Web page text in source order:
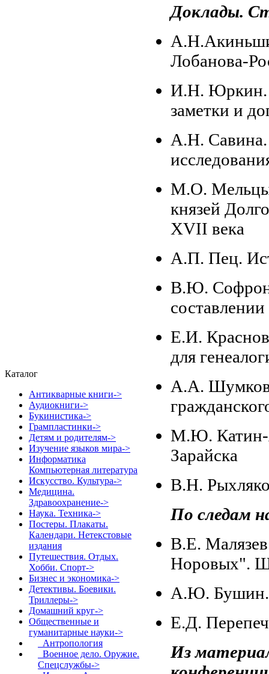
Каталог
Антикварные книги->
Аудиокниги->
Букинистика->
Грампластинки->
Детям и родителям->
Изучение языков мира->
Информатика
Компьютерная литература
Искусство. Культура->
Медицина.
Здравоохранение->
Наука. Техника->
Постеры. Плакаты.
Календари. Нетекстовые
издания
Путешествия. Отдых.
Хобби. Спорт->
Бизнес и экономика->
Детективы. Боевики.
Триллеры->
Домашний круг->
Общественные и
гуманитарные науки->
Антропология
Военное дело. Оружие.
Спецслужбы->
Доклады.
Лобанова-
И.Н. Юркин.
заметки и
А.Н. Савина.
М.О.
князей
XVII века
А.П. Пец.
В.Ю.
Е.И.
для
А.А.
М.Ю. Катин-
Зарайска
В.Н.
По следам
В.Е.
Норовых".
А.Ю. Бушин.
Е.Д.
Из